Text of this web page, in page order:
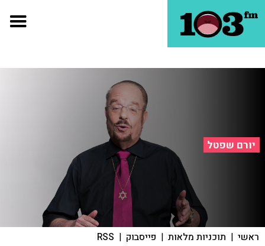
יורם שפטל
ראשי | תוכניות מלאות | פייסבוק |
RSS